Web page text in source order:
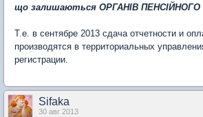
що залишаються ОРГАНІВ
Т.е. в сентябре 2013 сдача отчетности и
производятся в территориальных
регистрации.
Sifaka
30 авг 2013